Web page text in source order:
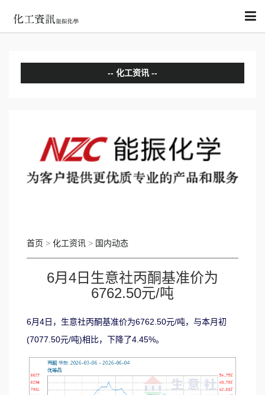
化工资讯
国际动态
首页 > 化工资讯 > 国内动态
6月4日生意社丙酮基准价为
6762.50元/吨
6月4日，生意社丙酮基准价为6762.50元/吨，与本月初
(7077.50元/吨)相比，下降了4.45%。